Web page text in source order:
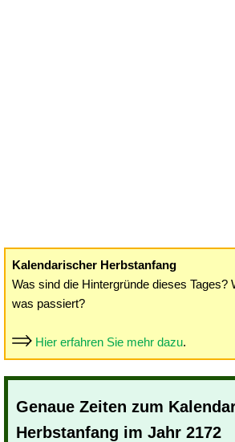
Kalendarischer Herbstanfang
Was sind die Hintergründe dieses Tages?
was passiert?
Hier erfahren Sie mehr dazu.
Genaue Zeiten zum
Herbstanfang im Jahr 2172